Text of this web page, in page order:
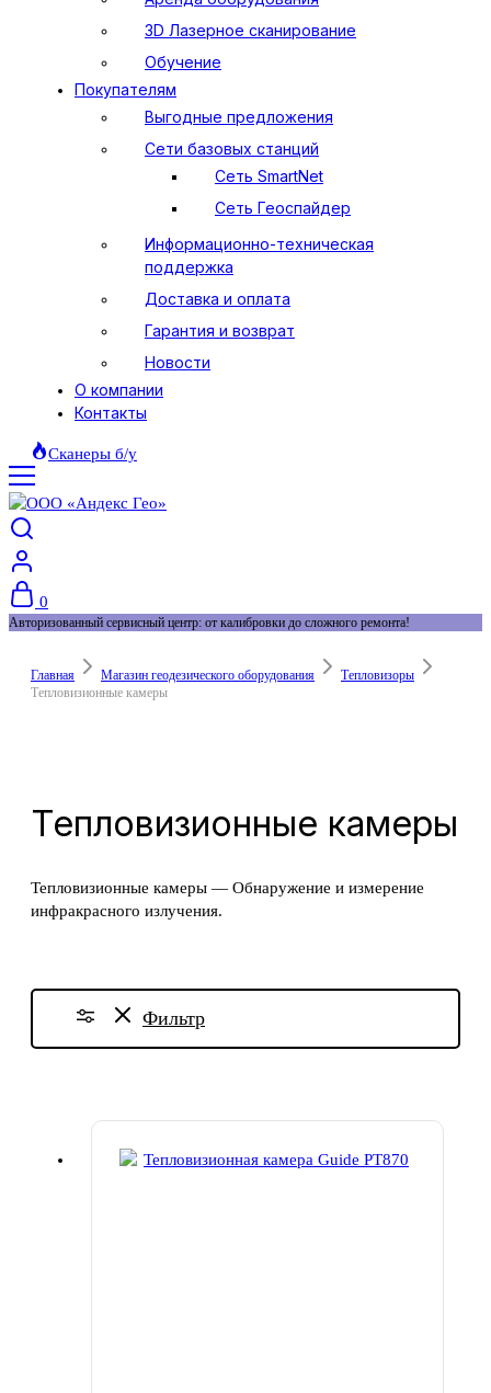
3D Лазерное сканирование
Обучение
Покупателям
Выгодные предложения
Сети базовых станций
Сеть SmartNet
Сеть Геоспайдер
Информационно-техническая
поддержка
Доставка и оплата
Гарантия и возврат
Новости
О компании
Контакты
Сканеры б/у
0
Авторизованный сервисный центр: от калибровки до сложного ремонта!
Главная Магазин геодезического оборудования
Тепловизоры
Тепловизионные камеры
Тепловизионные камеры
Тепловизионные камеры — Обнаружение и измерение
инфракрасного излучения.
Фильтр